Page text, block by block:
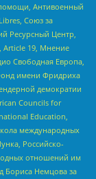
Антивоенный
Союз за
Ресурсный Центр,
Article 19, Мнение
Свободная Европа,
имени Фридриха
демократии
Councils for
Education,
международных
Российско-
отношений им
Бориса Немцова за